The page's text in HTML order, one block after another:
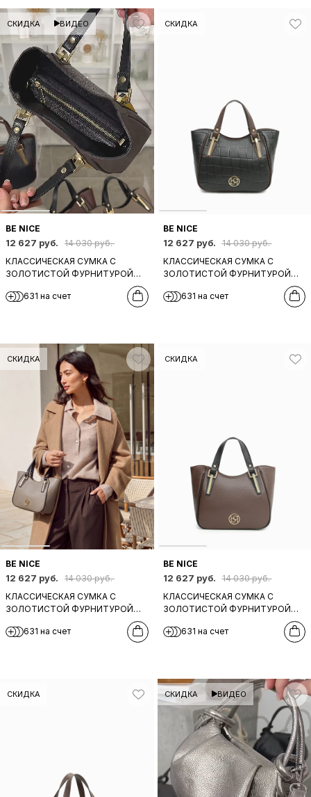
СКИДКА ВИДЕО
BE NICE
12 627 руб.
14 030 руб.
КЛАССИЧЕСКАЯ СУМКА С
ЗОЛОТИСТОЙ ФУРНИТУРОЙ
ОТ BE NICE ИЗ НАТУРАЛЬНОЙ
КОРИЧНЕВОЙ КОЖИ С
631 на счет
СКИДКА
BE NICE
12 627 руб.
14 030 руб.
КЛАССИЧЕСКАЯ СУМКА С
ЗОЛОТИСТОЙ ФУРНИТУРОЙ
ОТ BE NICE ИЗ НАТУРАЛЬНОЙ
ЧЕРНОЙ КОЖИ С ТИСНЕНИЕМ
631 на счет
СКИДКА
BE NICE
12 627 руб.
14 030 руб.
КЛАССИЧЕСКАЯ СУМКА С
ЗОЛОТИСТОЙ ФУРНИТУРОЙ
ОТ BE NICE ИЗ НАТУРАЛЬНОЙ
БЕЖЕВО-СЕРОЙ КОЖИ
631 на счет
СКИДКА
BE NICE
12 627 руб.
14 030 руб.
КЛАССИЧЕСКАЯ СУМКА С
ЗОЛОТИСТОЙ ФУРНИТУРОЙ
ОТ BE NICE ИЗ НАТУРАЛЬНОЙ
ШОКОЛАДНО-КОРИЧНЕВОЙ
631 на счет
СКИДКА СКИДКА ВИДЕО